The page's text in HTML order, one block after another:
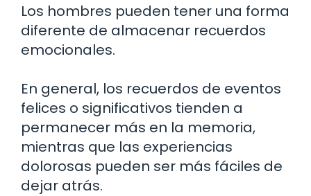
Los hombres pueden tener una forma
diferente de almacenar recuerdos
emocionales.
En general, los recuerdos de eventos
felices o significativos tienden a
permanecer más en la memoria,
mientras que las experiencias
dolorosas pueden ser más fáciles de
dejar atrás.